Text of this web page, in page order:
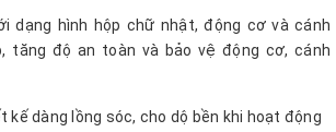
dạng hình hộp chữ nhật, động cơ và cánh
tăng độ an toàn và bảo vệ động cơ, cánh
dàng lồng sóc, cho dộ bền khi hoạt động